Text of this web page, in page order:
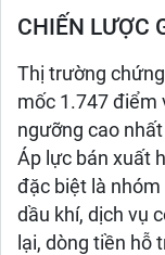
CHIẾN LƯỢC
Thị trường
mốc 1.747 điểm
ngưỡng cao
Áp lực bán xuất
đặc biệt là nhóm
dầu khí, dịch vụ
lại, dòng tiền hỗ